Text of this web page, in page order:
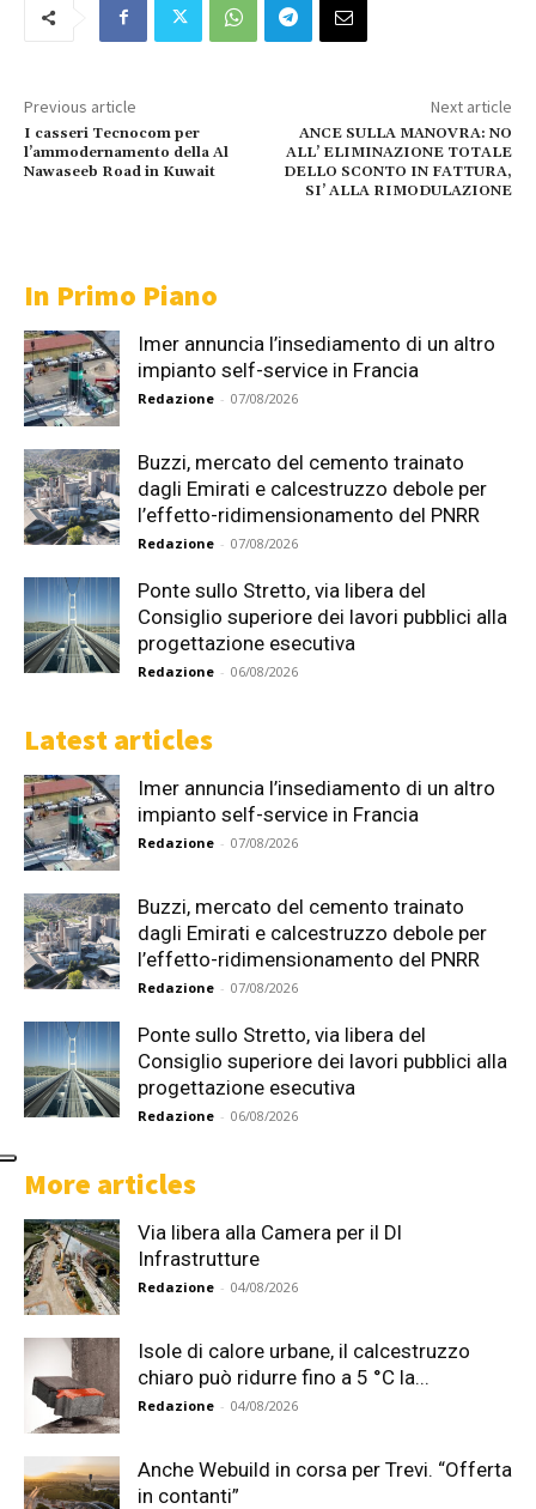
Previous article
I casseri Tecnocom per
l’ammodernamento della Al
Nawaseeb Road in Kuwait
Next article
ANCE SULLA MANOVRA: NO
ALL’ ELIMINAZIONE TOTALE
DELLO SCONTO IN FATTURA,
SI’ ALLA RIMODULAZIONE
In Primo Piano
Imer annuncia l’insediamento di un altro
impianto self-service in Francia
Redazione - 07/08/2026
Buzzi, mercato del cemento trainato
dagli Emirati e calcestruzzo debole per
l’effetto-ridimensionamento del PNRR
Redazione - 07/08/2026
Ponte sullo Stretto, via libera del
Consiglio superiore dei lavori pubblici alla
progettazione esecutiva
Redazione - 06/08/2026
Latest articles
Imer annuncia l’insediamento di un altro
impianto self-service in Francia
Redazione - 07/08/2026
Buzzi, mercato del cemento trainato
dagli Emirati e calcestruzzo debole per
l’effetto-ridimensionamento del PNRR
Redazione - 07/08/2026
Ponte sullo Stretto, via libera del
Consiglio superiore dei lavori pubblici alla
progettazione esecutiva
Redazione - 06/08/2026
More articles
Via libera alla Camera per il Dl
Infrastrutture
Redazione - 04/08/2026
Isole di calore urbane, il calcestruzzo
chiaro può ridurre fino a 5 °C la...
Redazione - 04/08/2026
Anche Webuild in corsa per Trevi. “Offerta
in contanti”